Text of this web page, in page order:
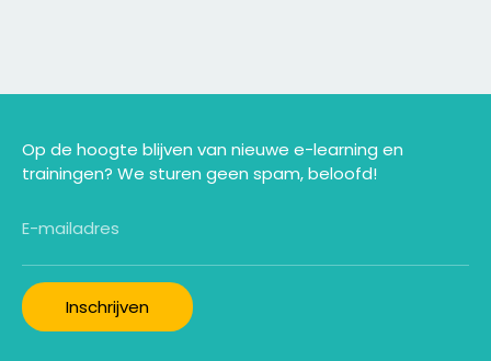
Op de hoogte blijven van nieuwe e-learning en
trainingen? We sturen geen spam, beloofd!
E-mailadres
Inschrijven